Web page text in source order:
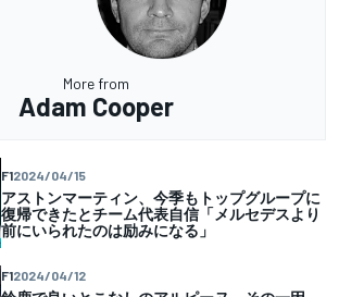
More from
Adam Cooper
F12024/04/15
アストンマーティン、今季もトップグループに
復帰できたとチーム代表自信「メルセデスより
前にいられたのは励みになる」
F12024/04/12